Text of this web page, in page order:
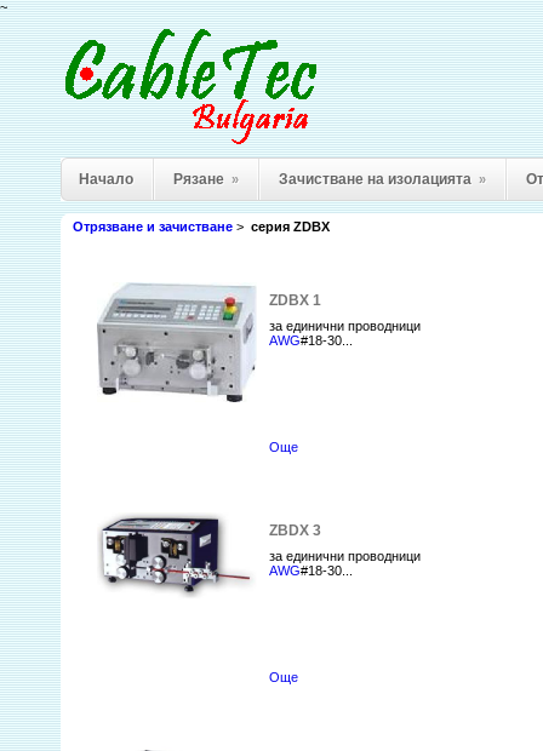
~
Начало Рязане » Зачистване на изолацията »
Отрязване и зачистване > серия ZDBX
ZDBX 1
за единични проводници
AWG#18-30...
Още
ZBDX 3
за единични проводници
AWG#18-30...
Още